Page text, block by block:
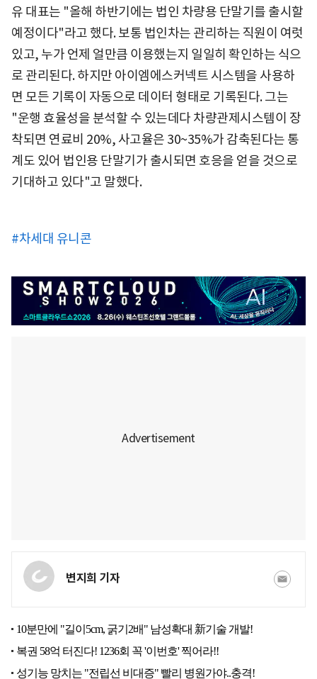
유 대표는 "올해 하반기에는 법인 차량용 단말기를 출시할
예정이다"라고 했다. 보통 법인차는 관리하는 직원이 여럿
있고, 누가 언제 얼만큼 이용했는지 일일히 확인하는 식으
로 관리된다. 하지만 아이엠에스커넥트 시스템을 사용하
면 모든 기록이 자동으로 데이터 형태로 기록된다. 그는
"운행 효율성을 분석할 수 있는데다 차량관제시스템이 장
착되면 연료비 20%, 사고율은 30~35%가 감축된다는 통
계도 있어 법인용 단말기가 출시되면 호응을 얻을 것으로
기대하고 있다"고 말했다.
#차세대 유니콘
변지희 기자